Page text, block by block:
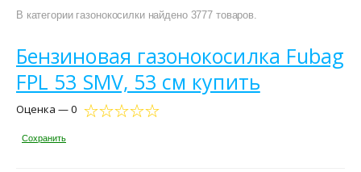
В категории газонокосилки найдено 3777 товаров.
Бензиновая газонокосилка Fubag
FPL 53 SMV, 53 см купить
Оценка — 0
Сохранить